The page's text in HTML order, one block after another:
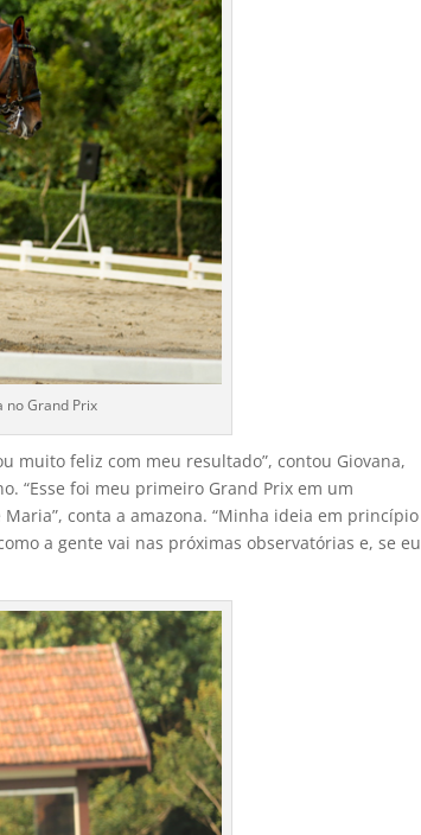
no Grand Prix
muito feliz com meu resultado”, contou Giovana,
“Esse foi meu primeiro Grand Prix em um
conta a amazona. “Minha ideia em princípio
a gente vai nas próximas observatórias e, se eu